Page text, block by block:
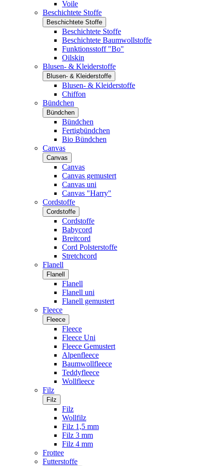
Voile
Beschichtete Stoffe
Beschichtete Stoffe
Beschichtete Stoffe
Beschichtete Baumwollstoffe
Funktionsstoff "Bo"
Oilskin
Blusen- & Kleiderstoffe
Blusen- & Kleiderstoffe
Blusen- & Kleiderstoffe
Chiffon
Bündchen
Bündchen
Bündchen
Fertigbündchen
Bio Bündchen
Canvas
Canvas
Canvas
Canvas gemustert
Canvas uni
Canvas "Harry"
Cordstoffe
Cordstoffe
Cordstoffe
Babycord
Breitcord
Cord Polsterstoffe
Stretchcord
Flanell
Flanell
Flanell
Flanell uni
Flanell gemustert
Fleece
Fleece
Fleece
Fleece Uni
Fleece Gemustert
Alpenfleece
Baumwollfleece
Teddyfleece
Wollfleece
Filz
Filz
Filz
Wollfilz
Filz 1,5 mm
Filz 3 mm
Filz 4 mm
Frottee
Futterstoffe